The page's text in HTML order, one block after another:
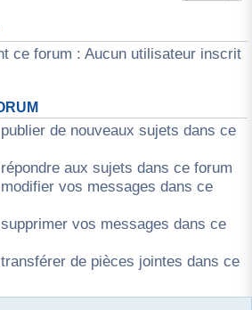
ce forum : Aucun utilisateur inscrit
publier de nouveaux sujets dans ce
répondre aux sujets dans ce forum
modifier vos messages dans ce
supprimer vos messages dans ce
transférer de pièces jointes dans ce